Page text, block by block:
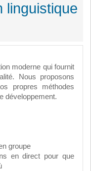
linguistique
moderne qui fournit
Nous proposons
propres méthodes
développement.
groupe
en direct pour que